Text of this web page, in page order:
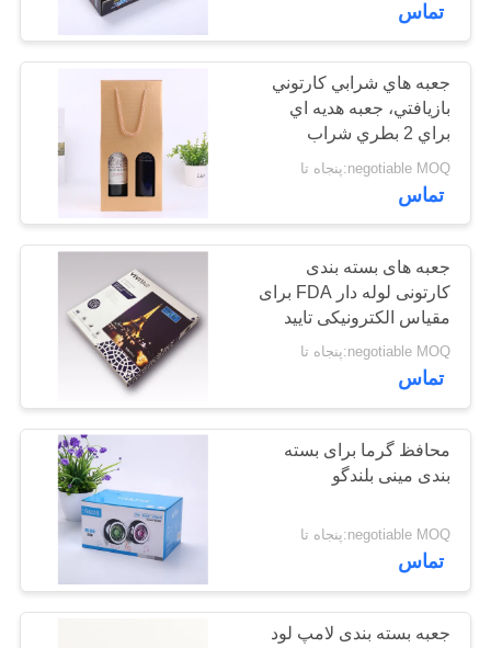
PRIVACY
POLICY
سفت و سخت
قاب عکس سفارشی
11
بسته بندی کباب
43
تماس
جعبه هاي شرابي كارتوني
بازيافتي، جعبه هديه اي
براي 2 بطري شراب
negotiable MOQ:پنجاه تا
تماس
جعبه های بسته بندی
کارتونی لوله دار FDA برای
مقیاس الکترونیکی تایید
شده است
negotiable MOQ:پنجاه تا
تماس
محافظ گرما برای بسته
بندی مینی بلندگو
negotiable MOQ:پنجاه تا
تماس
جعبه بسته بندی لامپ لود